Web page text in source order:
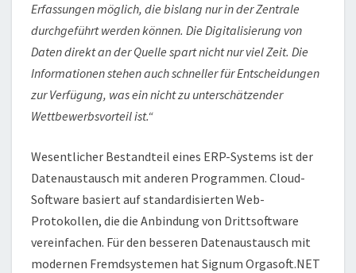
Erfassungen möglich, die bislang nur in der Zentrale
durchgeführt werden können. Die Digitalisierung von
Daten direkt an der Quelle spart nicht nur viel Zeit. Die
Informationen stehen auch schneller für Entscheidungen
zur Verfügung, was ein nicht zu unterschätzender
Wettbewerbsvorteil ist.“
Wesentlicher Bestandteil eines ERP-Systems ist der
Datenaustausch mit anderen Programmen. Cloud-
Software basiert auf standardisierten Web-
Protokollen, die die Anbindung von Drittsoftware
vereinfachen. Für den besseren Datenaustausch mit
modernen Fremdsystemen hat Signum Orgasoft.NET